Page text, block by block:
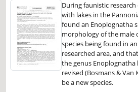
During faunistic
with lakes in the
found an Enoplognatha
morphology of the male
species being found in
researched area, and
the genus Enoplognatha
revised (Bosmans & Van
be a new species.